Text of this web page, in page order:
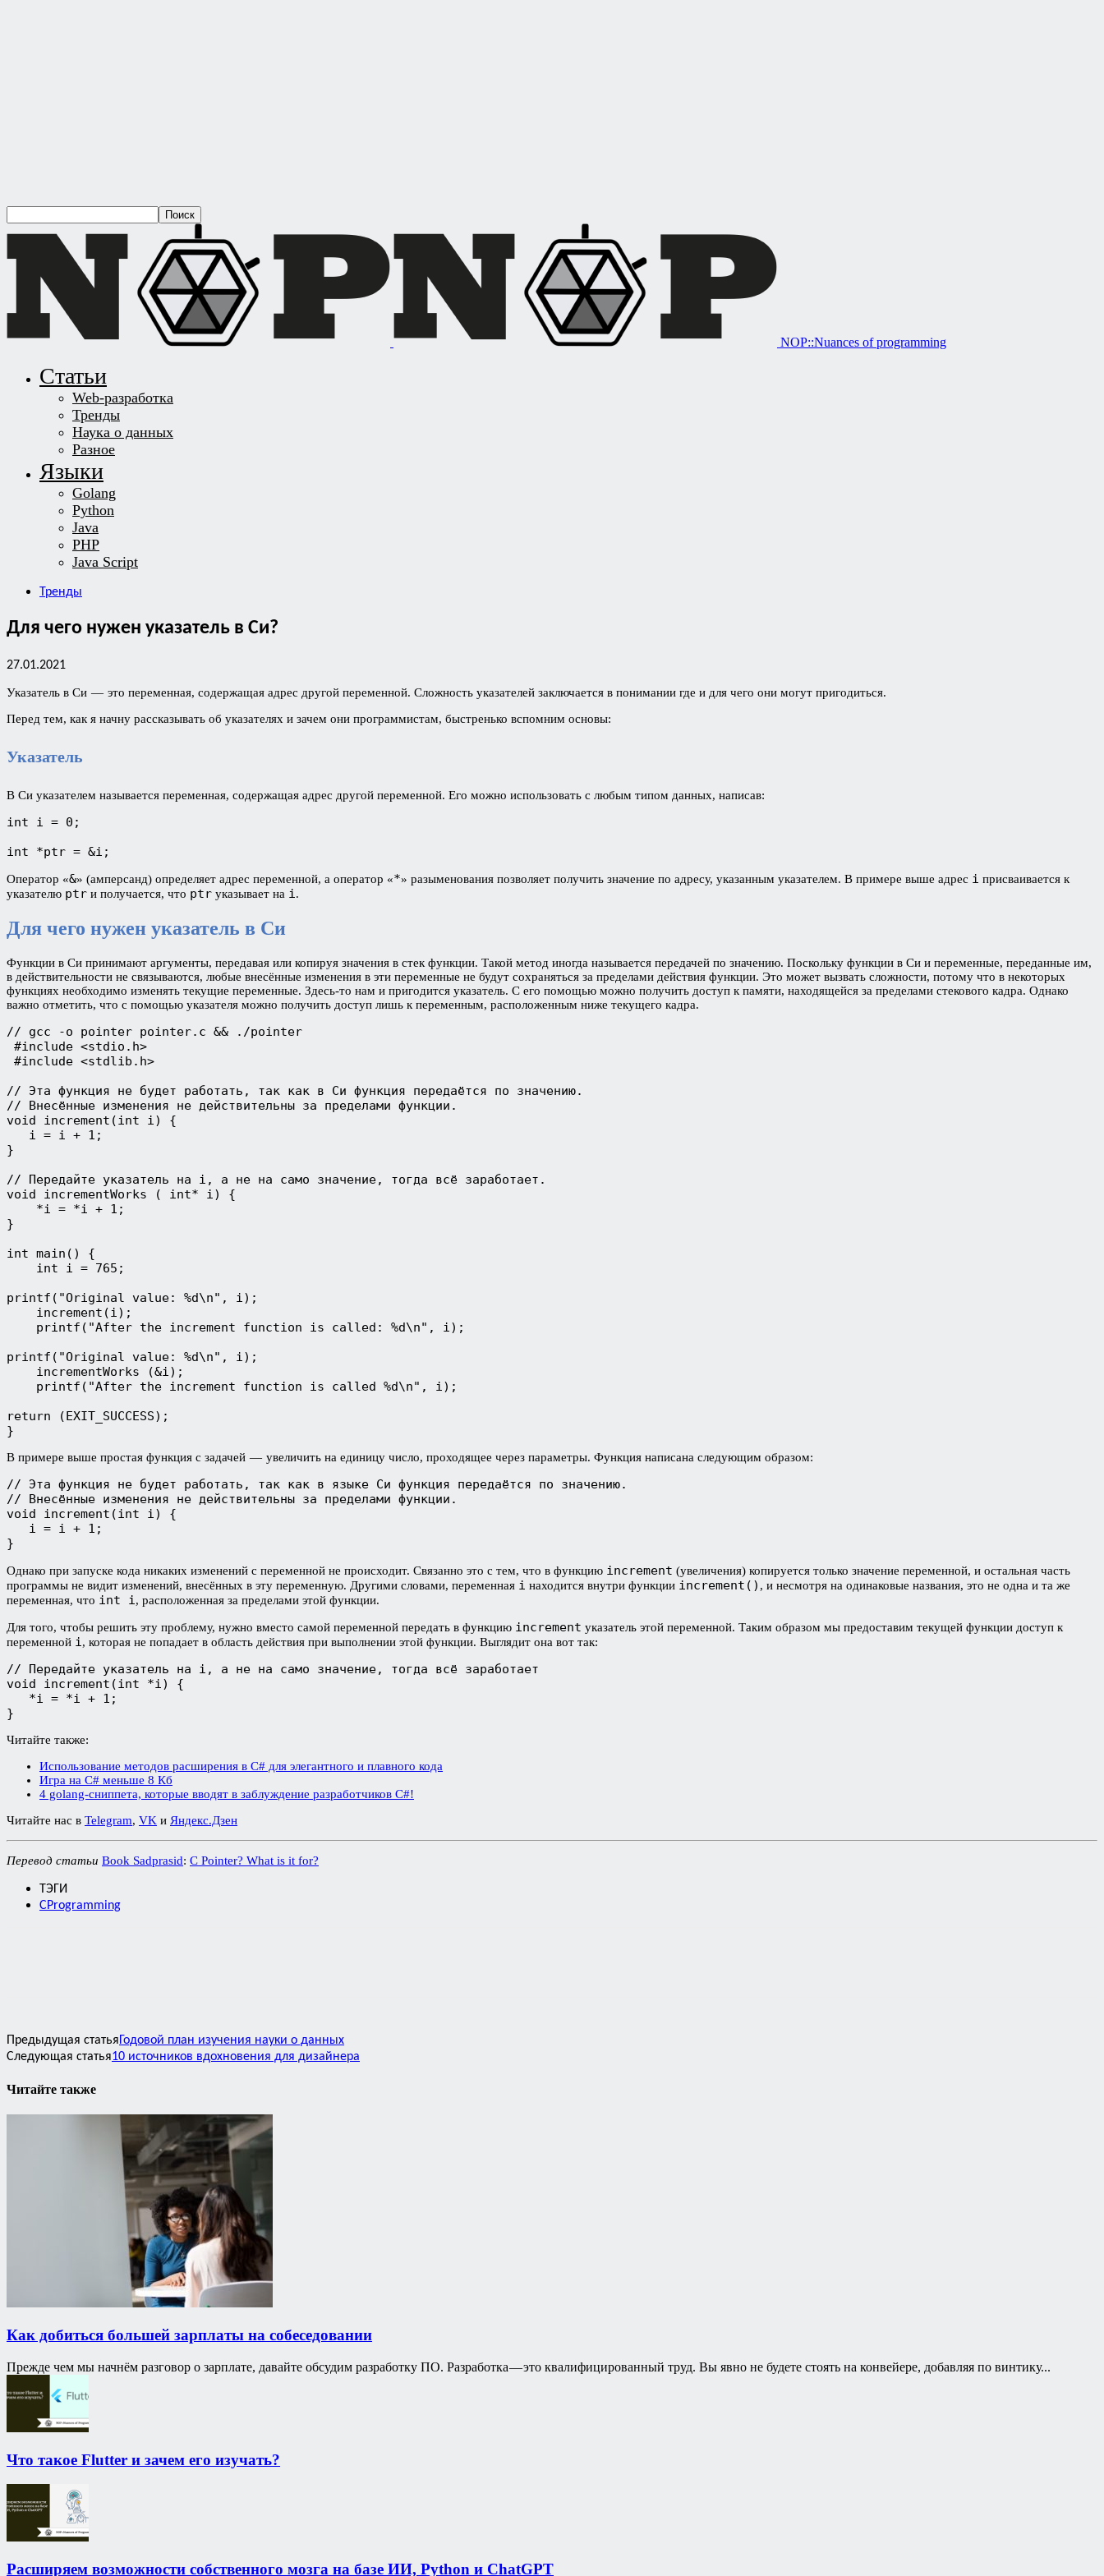
NOP::Nuances of programming
Статьи
Web-разработка
Тренды
Наука о данных
Разное
Языки
Golang
Python
Java
PHP
Java Script
Тренды
Для чего нужен указатель в Си?
27.01.2021
Указатель в Си — это переменная, содержащая адрес другой переменной. Сложность указателей заключается в понимании где и для чего они могут пригодиться.
Перед тем, как я начну рассказывать об указателях и зачем они программистам, быстренько вспомним основы:
Указатель
В Си указателем называется переменная, содержащая адрес другой переменной. Его можно использовать с любым типом данных, написав:
int i = 0;
int *ptr = &i;
Оператор «&» (амперсанд) определяет адрес переменной, а оператор «*» разыменования позволяет получить значение по адресу, указанным указателем. В примере выше адрес i присваивается к
указателю ptr и получается, что ptr указывает на i.
Для чего нужен указатель в Си
Функции в Си принимают аргументы, передавая или копируя значения в стек функции. Такой метод иногда называется передачей по значению. Поскольку функции в Си и переменные, переданные им,
в действительности не связываются, любые внесённые изменения в эти переменные не будут сохраняться за пределами действия функции. Это может вызвать сложности, потому что в некоторых
функциях необходимо изменять текущие переменные. Здесь-то нам и пригодится указатель. С его помощью можно получить доступ к памяти, находящейся за пределами стекового кадра. Однако
важно отметить, что с помощью указателя можно получить доступ лишь к переменным, расположенным ниже текущего кадра.
// gcc -o pointer pointer.c && ./pointer
#include <stdio.h>
#include <stdlib.h>
// Эта функция не будет работать, так как в Си функция передаётся по значению.
// Внесённые изменения не действительны за пределами функции.
void increment(int i) {
   i = i + 1;
}
// Передайте указатель на i, а не на само значение, тогда всё заработает.
void incrementWorks ( int* i) {
    *i = *i + 1;
}
int main() {
    int i = 765;
printf("Original value: %d\n", i);
    increment(i);
    printf("After the increment function is called: %d\n", i);
printf("Original value: %d\n", i);
    incrementWorks (&i);
    printf("After the increment function is called %d\n", i);
return (EXIT_SUCCESS);
}
В примере выше простая функция с задачей — увеличить на единицу число, проходящее через параметры. Функция написана следующим образом:
// Эта функция не будет работать, так как в языке Си функция передаётся по значению.
// Внесённые изменения не действительны за пределами функции.
void increment(int i) {
   i = i + 1;
}
Однако при запуске кода никаких изменений с переменной не происходит. Связанно это с тем, что в функцию increment (увеличения) копируется только значение переменной, и остальная часть
программы не видит изменений, внесённых в эту переменную. Другими словами, переменная i находится внутри функции increment() , и несмотря на одинаковые названия, это не одна и та же
переменная, что int i, расположенная за пределами этой функции.
Для того, чтобы решить эту проблему, нужно вместо самой переменной передать в функцию increment указатель этой переменной. Таким образом мы предоставим текущей функции доступ к
переменной i, которая не попадает в область действия при выполнении этой функции. Выглядит она вот так:
// Передайте указатель на i, а не на само значение, тогда всё заработает
void increment(int *i) {
   *i = *i + 1;
}
Читайте также:
Использование методов расширения в C# для элегантного и плавного кода
Игра на C# меньше 8 Кб
4 golang-сниппета, которые вводят в заблуждение разработчиков C#!
Читайте нас в Telegram, VK и Яндекс.Дзен
Перевод статьи Book Sadprasid: C Pointer? What is it for?
ТЭГИ
CProgramming
Предыдущая статья Годовой план изучения науки о данных
Следующая статья10 источников вдохновения для дизайнера
Читайте также
Как добиться большей зарплаты на собеседовании
Прежде чем мы начнём разговор о зарплате, давайте обсудим разработку ПО. Разработка — это квалифицированный труд. Вы явно не будете стоять на конвейере, добавляя по винтику...
Что такое Flutter и зачем его изучать?
Расширяем возможности собственного мозга на базе ИИ, Python и ChatGPT